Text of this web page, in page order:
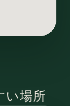
い場所